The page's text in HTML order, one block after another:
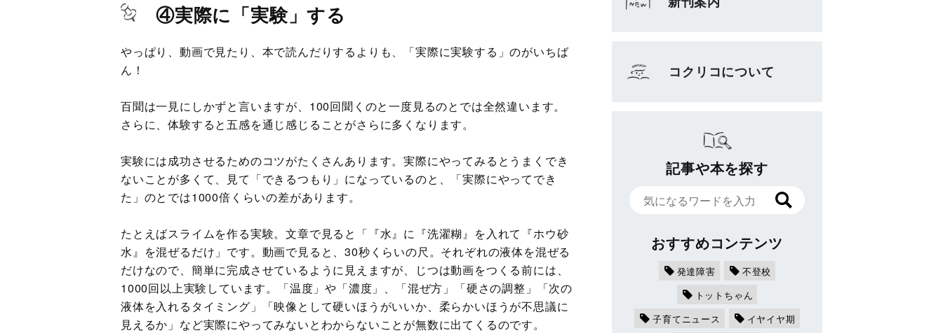
④実際に「実験」する
やっぱり、動画で見たり、本で読んだりするよりも、「実際に実験する」のがいちば
ん！
百聞は一見にしかずと言いますが、100回聞くのと一度見るのとでは全然違います。
さらに、体験すると五感を通じ感じることがさらに多くなります。
実験には成功させるためのコツがたくさんあります。実際にやってみるとうまくでき
ないことが多くて、見て「できるつもり」になっているのと、「実際にやってでき
た」のとでは1000倍くらいの差があります。
たとえばスライムを作る実験。文章で見ると「『水』に『洗濯糊』を入れて『ホウ砂
水』を混ぜるだけ」です。動画で見ると、30秒くらいの尺。それぞれの液体を混ぜる
だけなので、簡単に完成させているように見えますが、じつは動画をつくる前には、
1000回以上実験しています。「温度」や「濃度」、「混ぜ方」「硬さの調整」「次の
液体を入れるタイミング」「映像として硬いほうがいいか、柔らかいほうが不思議に
見えるか」など実際にやってみないとわからないことが無数に出てくるのです。
コクリコについて
記事や本を探す
おすすめコンテンツ
発達障害
不登校
トットちゃん
子育てニュース
イヤイヤ期